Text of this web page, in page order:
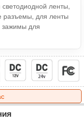
ленты,
разъемы, для ленты
зажимы для